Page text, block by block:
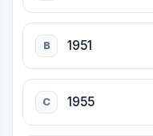
B 1951
C 1955